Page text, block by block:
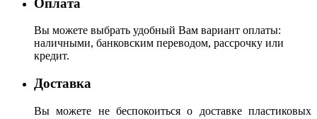
Вы можете выбрать удобный Вам вариант оплаты:
наличными, банковским переводом, рассрочку или
кредит.
Доставка
Вы можете не беспокоиться о доставке пластиковых